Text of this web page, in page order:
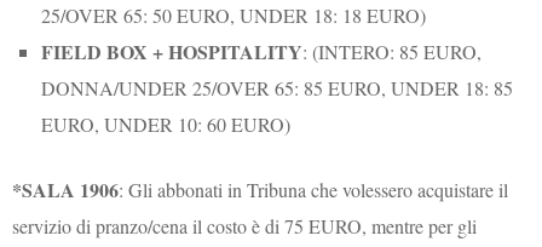
25/OVER 65: 50 EURO, UNDER 18: 18 EURO)
FIELD BOX + HOSPITALITY: (INTERO: 85 EURO,
DONNA/UNDER 25/OVER 65: 85 EURO, UNDER 18: 85
EURO, UNDER 10: 60 EURO)
*SALA 1906: Gli abbonati in Tribuna che volessero acquistare il
servizio di pranzo/cena il costo è di 75 EURO, mentre per gli